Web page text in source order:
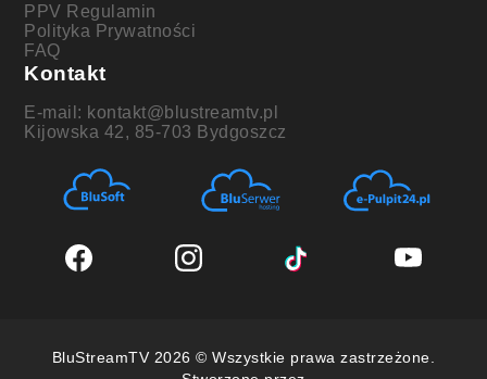
PPV Regulamin
Polityka Prywatności
FAQ
Kontakt
E-mail: kontakt@blustreamtv.pl
Kijowska 42, 85-703 Bydgoszcz
BluStreamTV 2026 © Wszystkie prawa zastrzeżone.